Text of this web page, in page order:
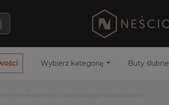
Wybierz kategorię Buty ślubne
Karmelowe baleriny z odkrytą piętą i ozdobą 263W